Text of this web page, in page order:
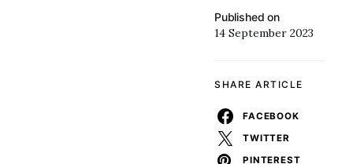
Published on
14 September 2023
SHARE ARTICLE
FACEBOOK
TWITTER
PINTEREST